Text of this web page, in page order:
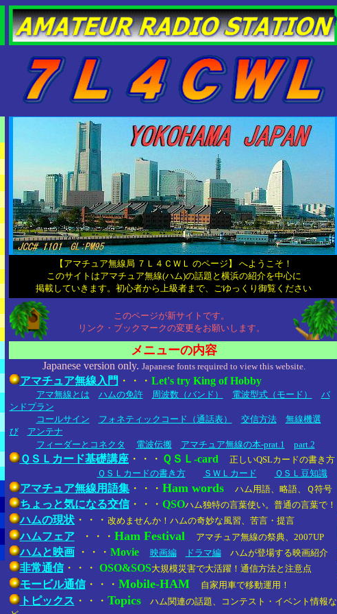
【アマチュア無線局 ７Ｌ４ＣＷＬ のページ】 へようこそ！
このサイトはアマチュア無線(ハム)の話題と横浜の紹介を中心に
掲載していきます。初心者から上級者まで、ごゆっくり御覧ください
このページが新サイトです。
リンク・ブックマークの変更をお願いします。
メニューの内容
Japanese version only. Japanese fonts required to view this website.
アマチュア無線入門 ・・・ Let's try King of Hobby
アマ無線とは ハムの免許 周波数（バンド） 電波型式（モード）
バ
ンドプラン
コールサイン
フォネティックコード（通話表） 交信方法
無線機選
び
アンテナ
フィーダーとコネクタ
電波伝搬 アマチュア無線の本-prat.1 part.2
ＱＳＬカード基礎講座・・・ ＱＳＬ-card
正しいQSLカードの書き方
ＱＳＬカードの書き方
ＳＷＬカード
ＱＳＬ豆知識
アマチュア無線用語集・・・ Ham words
ハム用語、略語、Ｑ符号
ちょっと気になる交信・・・ QSOハム独特の言葉使い。普通の言葉で！
ハムの現状・・・ 改めませんか！ハムの奇妙な風習、苦言・提言
ハムフェア ・・・ Ham Festival
アマチュア無線の祭典、2007UP
ハムと映画・・・ Movie 映画編 ドラマ編ハムが登場する映画紹介
非常通信・・・ OSO&SOS大規模災害で大活躍！通信方法と注意点
モービル通信・・・ Mobile-HAM 自家用車で移動運用！
トピックス ・・・ Topicsハム関連の話題、コンテスト・イベント情報な